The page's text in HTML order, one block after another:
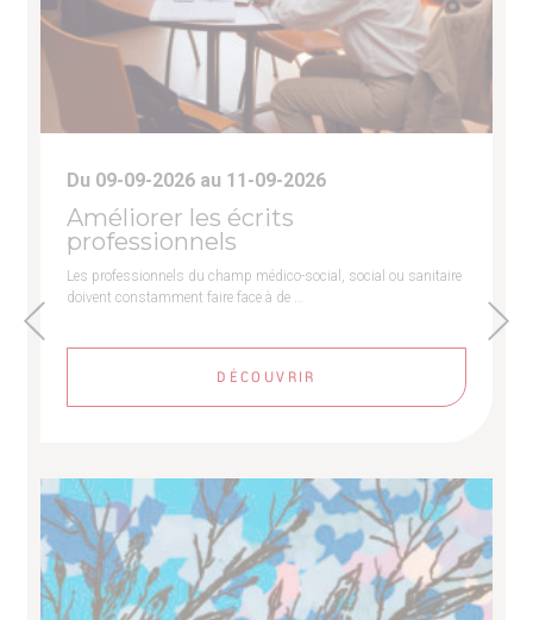
Du 09-09-2026 au 11-09-2026
Améliorer les écrits
professionnels
Les professionnels du champ médico-social, social ou sanitaire
doivent constamment faire face à de …
DÉCOUVRIR